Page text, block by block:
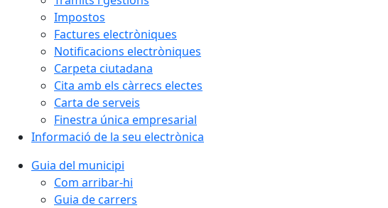
Impostos
Factures electròniques
Notificacions electròniques
Carpeta ciutadana
Cita amb els càrrecs electes
Carta de serveis
Finestra única empresarial
Informació de la seu electrònica
Guia del municipi
Com arribar-hi
Guia de carrers